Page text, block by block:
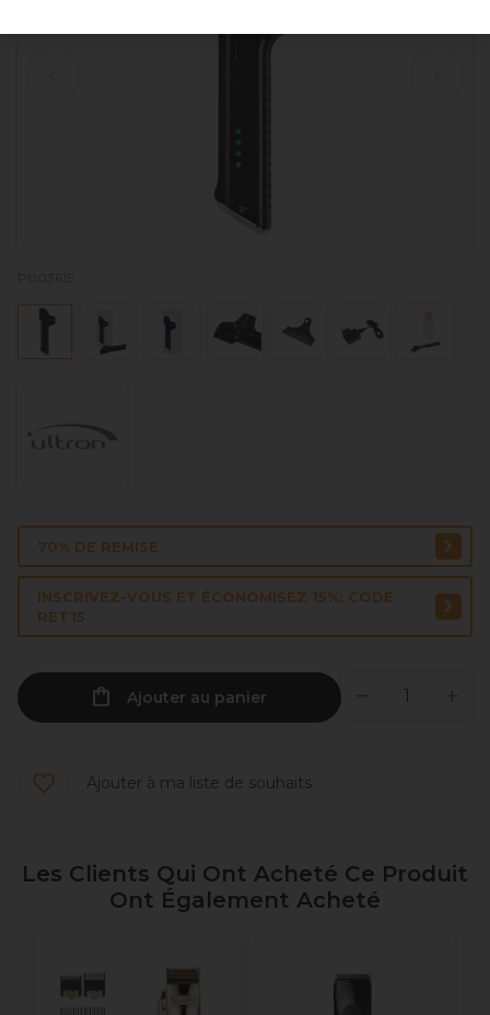
70% DE REMISE
INSCRIVEZ-VOUS ET ÉCONOMISEZ 15%: CODE
RET15
Ajouter au panier
Ajouter à ma liste de souhaits
Les Clients Qui Ont Acheté Ce Produit
Ont Également Acheté